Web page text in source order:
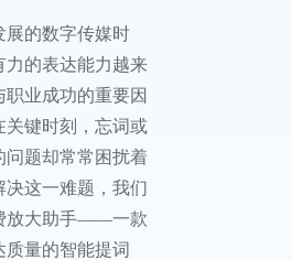
展的数字传媒时
力的表达能力越来
职业成功的重要因
关键时刻，忘词或
问题却常常困扰着
决这一难题，我们
放大助手——一款
质量的智能提词